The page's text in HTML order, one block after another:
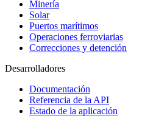
Minería
Solar
Puertos marítimos
Operaciones ferroviarias
Correcciones y detención
Desarrolladores
Documentación
Referencia de la API
Estado de la aplicación